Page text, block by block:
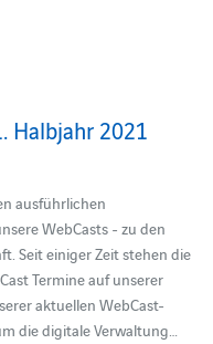
Halbjahr 2021
ausführlichen
WebCasts - zu den
Seit einiger Zeit stehen die
Termine auf unserer
aktuellen WebCast-
die digitale Verwaltung…